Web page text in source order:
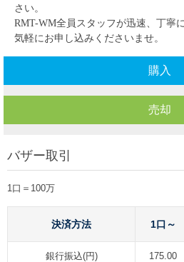
さい。
RMT-WM全員スタッフが迅速、丁寧
気軽にお申し込みくださいませ。
購入
売却
バザー取引
1口＝100万
決済方法 1口～
銀行振込(円) 175.00